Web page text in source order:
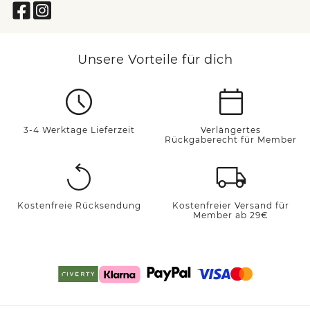
Unsere Vorteile für dich
3-4 Werktage Lieferzeit
Verlängertes
Rückgaberecht für Member
Kostenfreie Rücksendung
Kostenfreier Versand für
Member ab 29€